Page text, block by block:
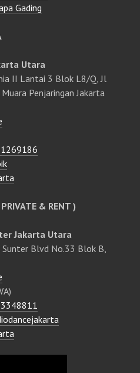
Gading
Utara
II Lantai 3 Blok L8/Q, Jl
Penjaringan Jakarta
& RENT )
Jakarta Utara
Blvd No.33 Blok B,